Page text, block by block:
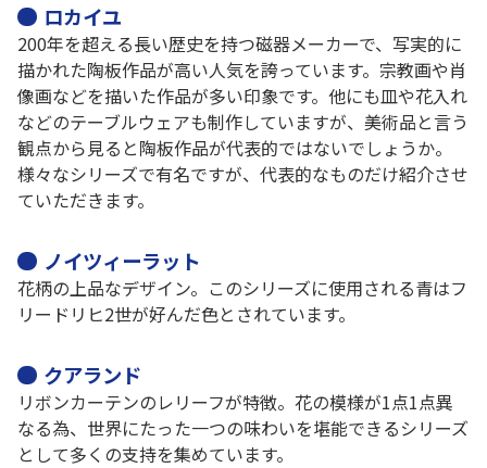
ロカイユ
200年を超える長い歴史を持つ磁器メーカーで、写実的に
描かれた陶板作品が高い人気を誇っています。宗教画や肖
像画などを描いた作品が多い印象です。他にも皿や花入れ
などのテーブルウェアも制作していますが、美術品と言う
観点から見ると陶板作品が代表的ではないでしょうか。
様々なシリーズで有名ですが、代表的なものだけ紹介させ
ていただきます。
ノイツィーラット
花柄の上品なデザイン。このシリーズに使用される青はフ
リードリヒ2世が好んだ色とされています。
クアランド
リボンカーテンのレリーフが特徴。花の模様が1点1点異
なる為、世界にたった一つの味わいを堪能できるシリーズ
として多くの支持を集めています。